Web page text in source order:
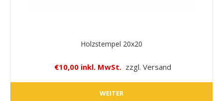
Holzstempel 20x20
€10,00 inkl. MwSt. zzgl. Versand
WEITER